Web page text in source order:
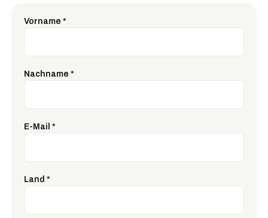
Vorname *
Nachname *
E-Mail *
Land *